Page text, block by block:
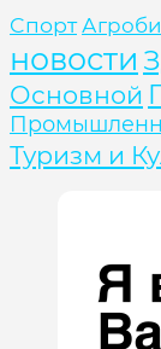
Cпорт
новости
Основной
Туризм и